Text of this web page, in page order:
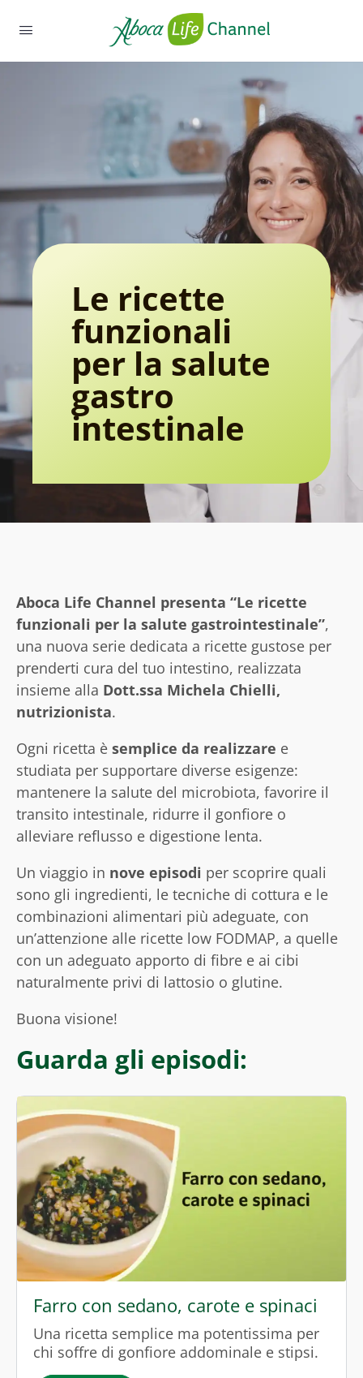
Le ricette
funzionali
per la salute
gastro
intestinale
Aboca Life Channel presenta “Le ricette
funzionali per la salute gastrointestinale”,
una nuova serie dedicata a ricette gustose per
prenderti cura del tuo intestino, realizzata
insieme alla Dott.ssa Michela Chielli,
nutrizionista.
Ogni ricetta è semplice da realizzare e
studiata per supportare diverse esigenze:
mantenere la salute del microbiota, favorire il
transito intestinale, ridurre il gonfiore o
alleviare reflusso e digestione lenta.
Un viaggio in nove episodi per scoprire quali
sono gli ingredienti, le tecniche di cottura e le
combinazioni alimentari più adeguate, con
un’attenzione alle ricette low FODMAP, a quelle
con un adeguato apporto di fibre e ai cibi
naturalmente privi di lattosio o glutine.
Buona visione!
Guarda gli episodi:
Farro con sedano, carote e spinaci
Una ricetta semplice ma potentissima per
chi soffre di gonfiore addominale e stipsi.